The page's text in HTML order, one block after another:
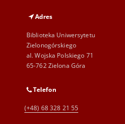
Adres
Biblioteka Uniwersytetu
Zielonogórskiego
al. Wojska Polskiego 71
65-762 Zielona Góra
Telefon
(+48) 68 328 21 55